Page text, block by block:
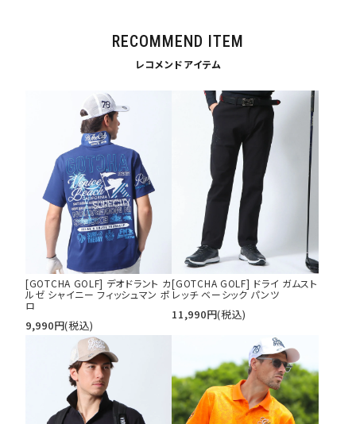
L
XL
XXXL
29inc
32inc
34inc
36inc
38inc
40inc
KIDS
カラー
絞り込んで検索する
RECOMMEND ITEM
レコメンドアイテム
[GOTCHA GOLF] デオドラント カ
ルゼ シャイニー フィッシュマン ポ
ロ
9,990円(税込)
[GOTCHA GOLF] ドライ ガムスト
レッチ ベーシック パンツ
11,990円(税込)